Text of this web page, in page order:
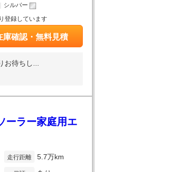
シルバー
登録しています
庫確認・無料見積
待ちし...
ーラー家庭用エ
走行距離 5.7万km